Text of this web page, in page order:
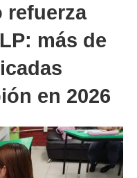
refuerza
más de
en 2026